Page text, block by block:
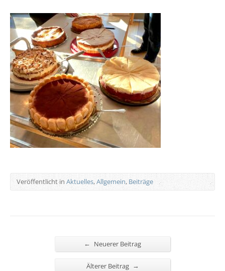
Veröffentlicht inAktuelles,Allgemein,Beiträge
← Neuerer Beitrag
Älterer Beitrag →